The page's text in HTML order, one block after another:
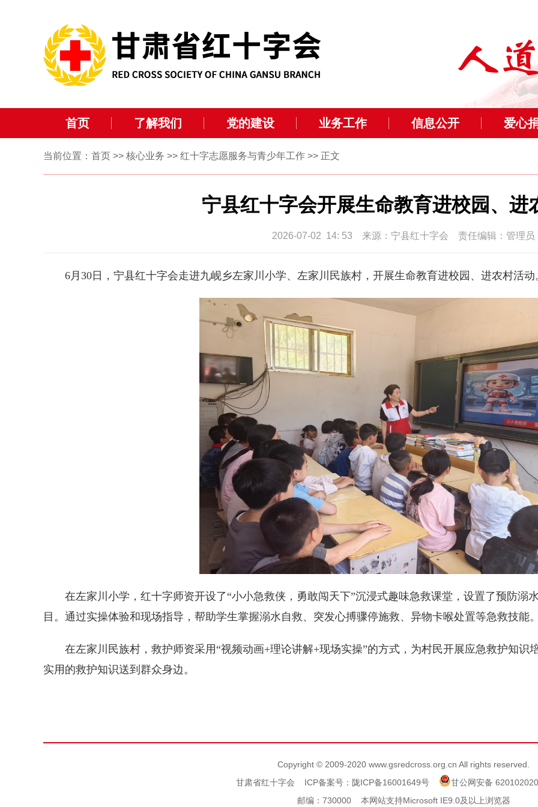
首页 了解我们 党的建设 业务工作 信息公开 爱心
当前位置： 首页 >> 核心业务 >> 红十字志愿服务与青少年工作 >> 正文
宁县红十字会开展生命教育进校园、进
2026-07-02 14: 53 来源：宁县红十字会 责任编辑：管理员
6月30日，宁县红十字会走进九岘乡左家川小学、左家川民族村，开展生命教育进校园、进农村活
在左家川小学，红十字师资开设了“小小急救侠，勇敢闯天下”沉浸式趣味急救课堂，设置了预防溺
目。通过实操体验和现场指导，帮助学生掌握溺水自救、突发心搏骤停施救、异物卡喉处置等急救技能
在左家川民族村，救护师资采用“视频动画+理论讲解+现场实操”的方式，为村民开展应急救护知
实用的救护知识送到群众身边。
Copyright © 2009-2020 www.gsredcross.org.cn All rights reserved.
甘肃省红十字会 ICP备案号：陇ICP备16001649号
甘公网安备
邮编：730000 本网站支持Microsoft IE9.0及以上浏览器